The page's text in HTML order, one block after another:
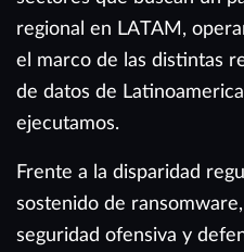
regional en LATAM,
el marco de las distintas
de datos de
ejecutamos.
Frente a la disparidad
sostenido de
seguridad ofensiva y